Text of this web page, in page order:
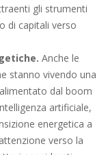
gli strumenti
di capitali verso
Anche le
stanno vivendo una
dal boom
artificiale,
energetica a
verso la